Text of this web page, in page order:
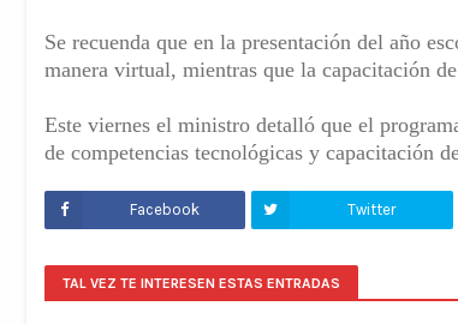
Se recuenda que en la presentación del año
manera virtual, mientras que la capacitación
Este viernes el ministro detalló que el
de competencias tecnológicas y capacitación
Facebook Twitter
TAL VEZ TE INTERESEN ESTAS ENTRADAS